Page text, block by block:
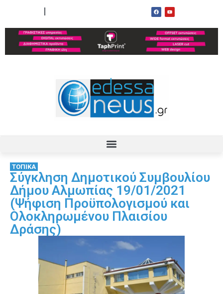
ΤΟΠΙΚΑ
Σύγκληση Δημοτικού Συμβουλίου
Δήμου Αλμωπίας 19/01/2021
(Ψήφιση Προϋπολογισμού και
Ολοκληρωμένου Πλαισίου
Δράσης)